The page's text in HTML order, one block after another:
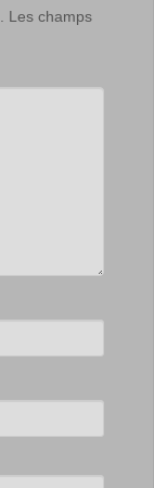
Les champs